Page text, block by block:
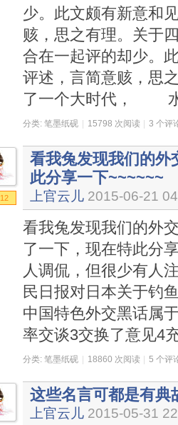
少。此文颇有新意和
赅，思之有理。关于
合在一起评的却少。
评述，言简意赅，
了一个大时代，
分类: 笔墨纸砚 15798 次阅读 3 个评
12
看我兔发现我们的外
此分享一下~~~~~~
上官云儿 2015-06-21
看我兔发现我们的外
了一下，现在特此分
人调侃，但很少有人
民日报对日本关于钓
中国特色外交黑话属
率交谈3交换了意见4
分类: 笔墨纸砚 18860 次阅读 5 个评
这些名言可都是有典
上官云儿 2015-05-31